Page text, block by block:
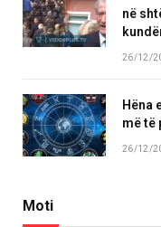
në
26/12/
Hëna
më të
26/12/
Moti